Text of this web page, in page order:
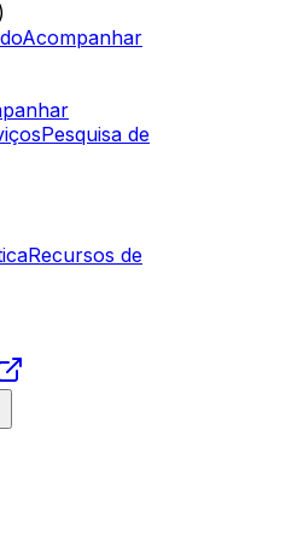
Acompanhar
Pesquisa de
Recursos de